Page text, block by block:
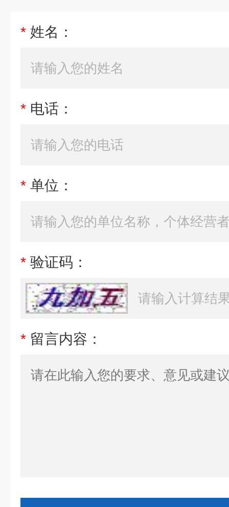
* 姓名：
* 电话：
* 单位：
* 验证码：
* 留言内容：